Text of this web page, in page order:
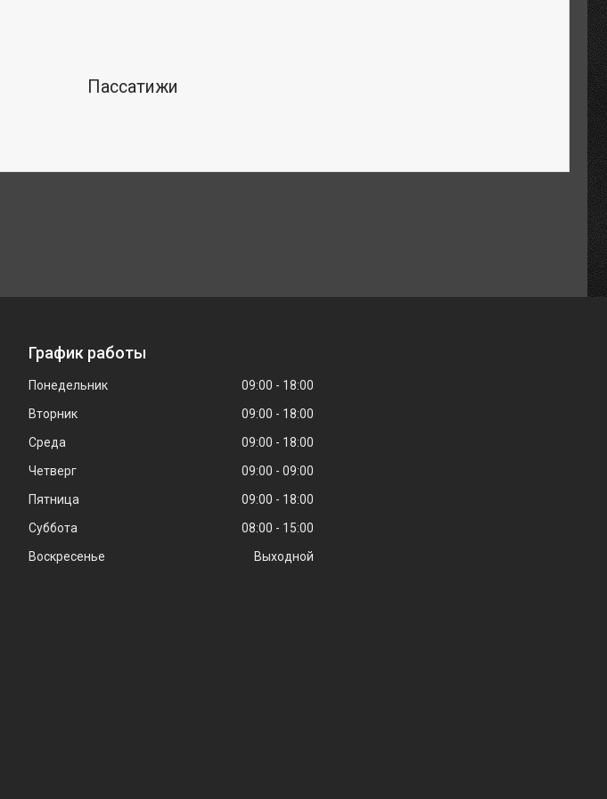
Пассатижи
График работы
Понедельник 09:00
18:00
Вторник
09:00
18:00
Среда
09:00
18:00
Четверг
09:00
09:00
Пятница
09:00
18:00
Суббота
08:00
15:00
Воскресенье
Выходной